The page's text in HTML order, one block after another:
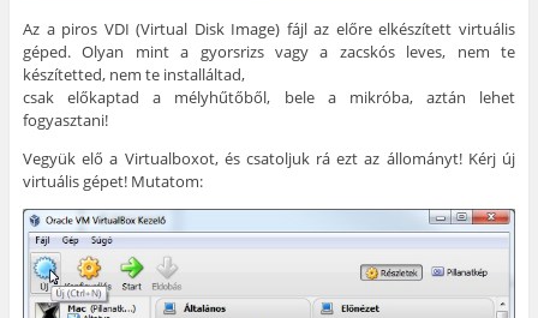
Az a piros VDI (Virtual Disk Image) fájl az előre elkészített virtuális
géped. Olyan mint a gyorsrizs vagy a zacskós leves, nem te
készítetted, nem te installáltad,
csak előkaptad a mélyhűtőből, bele a mikróba, aztán lehet
fogyasztani!
Vegyük elő a Virtualboxot, és csatoljuk rá ezt az állományt! Kérj új
virtuális gépet! Mutatom: